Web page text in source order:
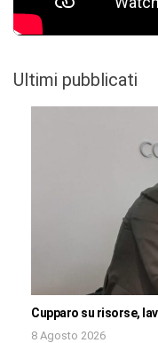
Ultimi pubblicati
Cupparo su risorse,
8 Agosto 2026